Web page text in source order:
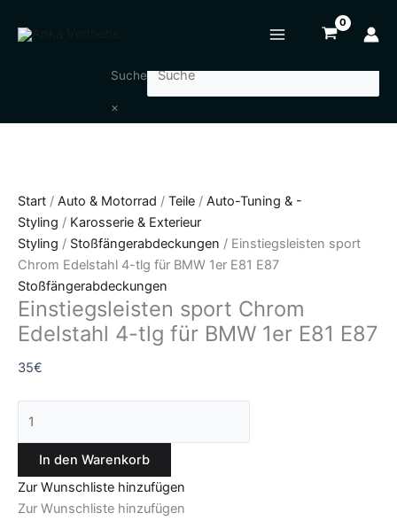
Inhalt
Suche
×
Start / Auto & Motorrad / Teile / Auto-Tuning & -
Styling / Karosserie & Exterieur
Styling / Stoßfängerabdeckungen / Einstiegsleisten sport
Chrom Edelstahl 4-tlg für BMW 1er E81 E87
Stoßfängerabdeckungen
Einstiegsleisten sport Chrom
Edelstahl 4-tlg für BMW 1er E81 E87
35€
sport
E81
E87
Menge
In den Warenkorb
Zur Wunschliste hinzufügen
Zur Wunschliste hinzufügen